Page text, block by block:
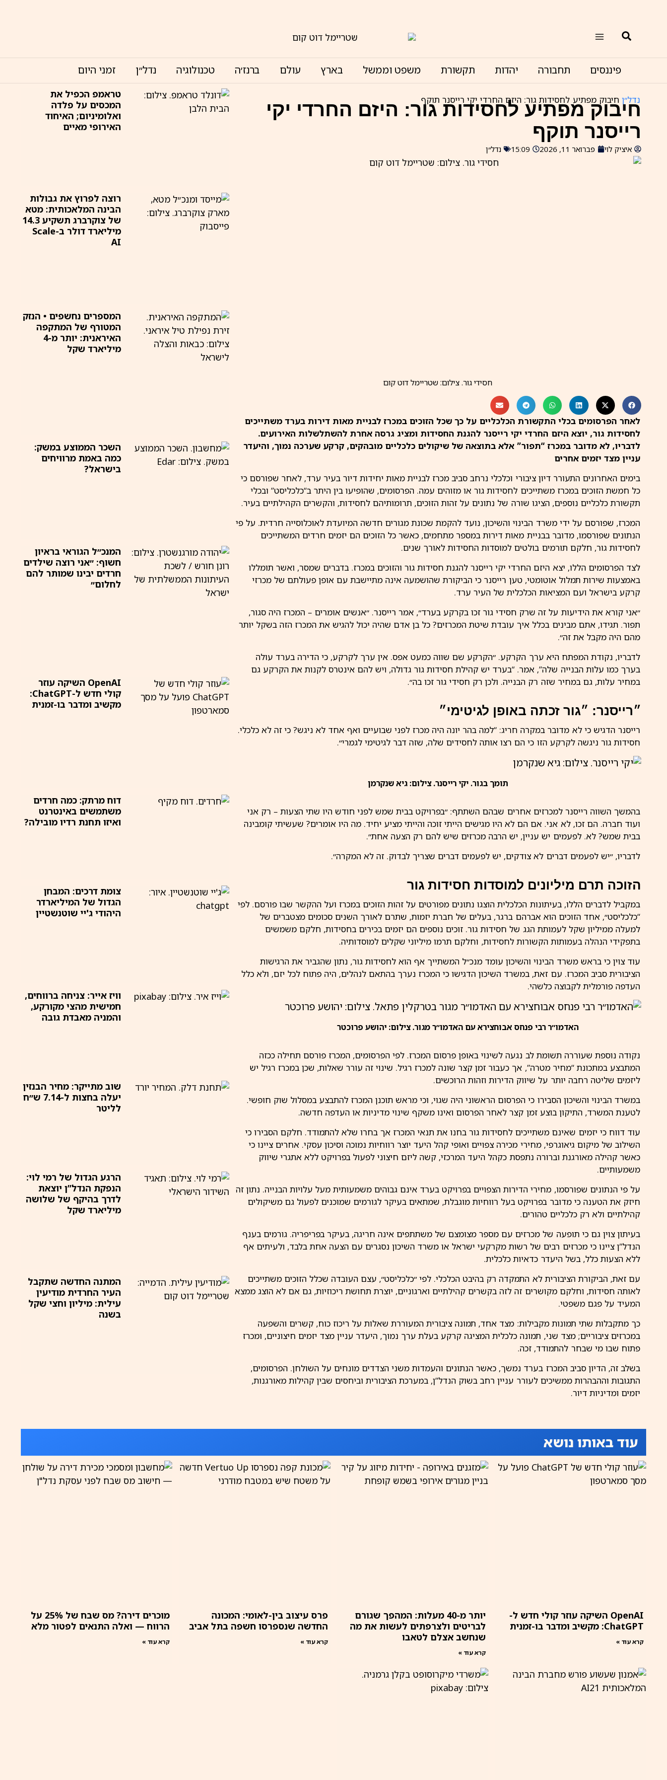
חיפוש
פיננסים תחבורה יהדות תקשורת משפט וממשל בארץ עולם ברנז׳ה טכנולוגיה נדל״ן זמני היום
נדל״ן חיבוק מפתיע לחסידות גור: היזם החרדי יקי רייסנר תוקף
חיבוק מפתיע לחסידות גור: היזם החרדי יקי
רייסנר תוקף
איציק לוי פברואר 11, 2026 15:09 נדל״ן
חסידי גור. צילום: שטריימל דוט קום
לאחר הפרסומים בכלי התקשורת הכלכליים על כך שכל הזוכים במכרז לבניית מאות דירות בערד משתייכים
לחסידות גור, יוצא היזם החרדי יקי רייסנר להגנת החסידות ומציג גרסה אחרת להשתלשלות האירועים.
לדבריו, לא מדובר במכרז “תפור” אלא בתוצאה של שיקולים כלכליים מובהקים, קרקע שערכה נמוך, והיעדר
עניין מצד יזמים אחרים
בימים האחרונים התעורר דיון ציבורי וכלכלי נרחב סביב מכרז לבניית מאות יחידות דיור בעיר ערד, לאחר שפורסם כי
כל חמשת הזוכים במכרז משתייכים לחסידות גוראו מזוהים עמה. הפרסומים, שהופיעו בין היתר ב“כלכליסט” ובכלי
תקשורת כלכליים נוספים, הציגו שורה של נתונים על זהות הזוכים, תרומותיהם לחסידות, והקשרים הקהילתיים בעיר.
המכרז, שפורסם על ידי משרד הבינוי והשיכון, נועד להקמת שכונת מגורים חדשה המיועדת לאוכלוסייה חרדית. על פי
הנתונים שפורסמו, מדובר בבניית מאות דירותבמספר מתחמים, כאשר כל הזוכים הם יזמים חרדים המשתייכים
לחסידות גור, חלקם תורמים בולטים למוסדות החסידות לאורך שנים.
לצד הפרסומים הללו, יצא היזם החרדי יקי רייסנרלהגנת חסידות גור והזוכים במכרז. בדברים שמסר, ואשר תומללו
באמצעות שירות תמלול אוטומטי, טען רייסנר כי הביקורת שהושמעה אינה מתיישבת עם אופן פעולתם של מכרזי
קרקע בישראל ועם המציאות הכלכלית של העיר ערד.
״אני קורא את הידיעות על זה שרק חסידי גור זכו בקרקע בערד״, אמר רייסנר. ״אנשים אומרים – המכרז היה סגור,
תפור. תגידו, אתם מבינים בכלל איך עובדת שיטת המכרזים? כל בן אדם שהיה יכול להגיש את המכרז הזה בשקל יותר
מהם היה מקבל את זה״.
לדבריו, נקודת המפתח היא ערך הקרקע. ״הקרקע שם שווה כמעט אפס. אין ערך לקרקע, כי הדירה בערד עולה
בערך כמו עלות הבנייה שלה”, אמר. “בערד יש קהילת חסידות גור גדולה, ויש להם אינטרס לקנות את הקרקע גם
במחיר עלות, גם במחיר שזה רק הבנייה. ולכן רק חסידי גור זכו בה״.
״רייסנר: ״גור זכתה באופן לגיטימי״
רייסנר הדגיש כי לא מדובר במקרה חריג: “למה בהר יונה היה מכרז לפני שבועיים ואף אחד לא ניגש? כי זה לא כלכלי.
חסידות גור ניגשה לקרקע הזו כי הם רצו אותה לחסידים שלה, שזה דבר לגיטימי לגמרי״.
תומך בגור. יקי רייסנר. צילום: גיא שנקרמן
בהמשך השווה רייסנר למכרזים אחרים שבהם השתתף: ״בפרויקט בבית שמש לפני חודש היו שתי הצעות – רק אני
ועוד חברה. הם זכו, לא אני. אם הם לא היו מגישים הייתי זוכה והייתי מציע יחיד. מה היו אומרים? שעשיתי קומבינה
בבית שמש? לא. לפעמים יש עניין, יש הרבה מכרזים שיש להם רק הצעה אחת״.
לדבריו, ״יש לפעמים דברים לא צודקים, יש לפעמים דברים שצריך לבדוק. זה לא המקרה״.
הזוכה תרם מיליונים למוסדות חסידות גור
במקביל לדברים הללו, בעיתונות הכלכלית הוצגו נתונים מפורטים על זהות הזוכים במכרז ועל ההקשר שבו פורסם. לפי
“כלכליסט״, אחד הזוכים הוא אברהם ברגר, בעלים של חברת יזמות, שתרם לאורך השנים סכומים מצטברים של
למעלה ממיליון שקל לעמותת הגג של חסידות גור. זוכים נוספים הם יזמים בכירים בחסידות, חלקם משמשים
בתפקידי הנהלה בעמותות הקשורות לחסידות, וחלקם תרמו מיליוני שקלים למוסדותיה.
עוד צוין כי בראש משרד הבינוי והשיכון עומד מנכ״ל המשתייך אף הוא לחסידות גור, נתון שהגביר את הרגישות
הציבורית סביב המכרז. עם זאת, במשרד השיכון הדגישו כי המכרז נערך בהתאם לנהלים, היה פתוח לכל יזם, ולא כלל
העדפה פורמלית לקבוצה כלשהי.
האדמו״ר רבי פנחס אבוחצירא עם האדמו״ר מגור. צילום: יהושע פרוכטר
נקודה נוספת שעוררה תשומת לב נגעה לשינוי באופן פרסום המכרז. לפי הפרסומים, המכרז פורסם תחילה ככזה
המתבצע במתכונת “מחיר מטרה”, אך כעבור זמן קצר שונה למכרז רגיל. שינוי זה עורר שאלות, שכן במכרז רגיל יש
ליזמים שליטה רחבה יותר על שיווק הדירות וזהות הרוכשים.
במשרד הבינוי והשיכון הסבירו כי הפרסום הראשוני היה שגוי, וכי מראש תוכנן המכרז להתבצע במסלול שוק חופשי.
לטענת המשרד, התיקון בוצע זמן קצר לאחר הפרסום ואינו משקף שינוי מדיניות או העדפה חדשה.
עוד דווח כי יזמים שאינם משתייכים לחסידות גור בחנו את תנאי המכרז אך בחרו שלא להתמודד. חלקם הסבירו כי
השילוב של מיקום גיאוגרפי, מחירי מכירה צפויים ואופי קהל היעד יוצר רווחיות נמוכה וסיכון עסקי. אחרים ציינו כי
כאשר קהילה מאורגנת וברורה נתפסת כקהל היעד המרכזי, קשה ליזם חיצוני לפעול בפרויקט ללא אתגרי שיווק
משמעותיים.
על פי הנתונים שפורסמו, מחירי הדירות הצפויים בפרויקט בערד אינם גבוהים משמעותית מעל עלויות הבנייה. נתון זה
חיזק את הטענה כי מדובר בפרויקט בעל רווחיות מוגבלת, שמתאים בעיקר לגורמים שמוכנים לפעול גם משיקולים
קהילתיים ולא רק כלכליים טהורים.
בעיתון צוין גם כי תופעה של מכרזים עם מספר מצומצם של משתתפים אינה חריגה, בעיקר בפריפריה. גורמים בענף
הנדל”ן ציינו כי מכרזים רבים של רשות מקרקעי ישראל או משרד השיכון נסגרים עם הצעה אחת בלבד, ולעיתים אף
ללא הצעות כלל, בשל היעדר כדאיות כלכלית.
עם זאת, הביקורת הציבורית לא התמקדה רק בהיבט הכלכלי. לפי ״כלכליסט״, עצם העובדה שכלל הזוכים משתייכים
לאותה חסידות, וחלקם מקושרים זה לזה בקשרים קהילתיים וארגוניים, יוצרת תחושת ריכוזיות, גם אם לא הוצג ממצא
המעיד על פגם משפטי.
כך מתקבלות שתי תמונות מקבילות: מצד אחד, תמונה ציבורית המעוררת שאלות על ריכוז כוח, קשרים והשפעה
במכרזים ציבוריים; מצד שני, תמונה כלכלית המציגה קרקע בעלת ערך נמוך, היעדר עניין מצד יזמים חיצוניים, ומכרז
פתוח שבו מי שבחר להתמודד, זכה.
בשלב זה, הדיון סביב המכרז בערד נמשך, כאשר הנתונים והעמדות משני הצדדים מונחים על השולחן. הפרסומים,
התגובות וההבהרות ממשיכים לעורר עניין רחב בשוק הנדל”ן, במערכת הציבורית וביחסים שבין קהילות מאורגנות,
יזמים ומדיניות דיור.
טראמפ הכפיל את
המכסים על פלדה
ואלומיניום; האיחוד
האירופי מאיים
רוצה לפרוץ את גבולות
הבינה המלאכותית: מטא
של צוקרברג תשקיע 14.3
מיליארד דולר ב-Scale
AI
המספרים נחשפים • הנזק
המטורף של המתקפה
האיראנית: יותר מ-4
מיליארד שקל
השכר הממוצע במשק:
כמה באמת מרוויחים
בישראל?
המנכ״ל הגוראי בראיון
חשוף: ״אני רוצה שילדים
חרדים יבינו שמותר להם
לחלום״
OpenAI השיקה עוזר
קולי חדש ל-ChatGPT:
מקשיב ומדבר בו-זמנית
דוח מרתק: כמה חרדים
משתמשים באינטרנט
ואיזו תחנת רדיו מובילה?
צומת דרכים: המבחן
הגדול של המיליארדר
היהודי ג'יי שוטנשטיין
וויז אייר: צניחה ברווחים,
חמישית מהצי מקורקע,
והמניה מאבדת גובה
שוב מתייקר: מחיר הבנזין
יעלה בחצות ל-7.14 ש״ח
לליטר
הרגע הגדול של רמי לוי:
הנפקת הנדל”ן יוצאת
לדרך בהיקף של שלושה
מיליארד שקל
המתנה החדשה שתקבל
העיר החרדית מודיעין
עילית: מיליון וחצי שקל
בשנה
עוד באותו נושא
OpenAI השיקה עוזר קולי חדש ל-
ChatGPT: מקשיב ומדבר בו-זמנית
קרא עוד »
יותר מ-40 מעלות: המהפך שגורם
לבריטים ולצרפתים לעשות את מה
שנחשב אצלם לטאבו
קרא עוד »
פרס עיצוב בין-לאומי: המכונה
החדשה שנספרסו חשפה בתל אביב
קרא עוד »
מוכרים דירה? מס שבח של 25% על
הרווח — ואלה התנאים לפטור מלא
קרא עוד »